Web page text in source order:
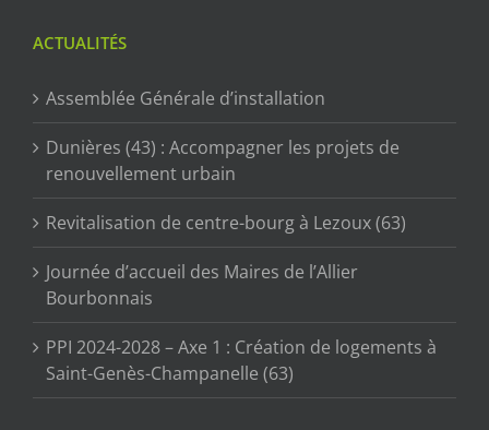
ACTUALITÉS
Assemblée Générale d’installation
Dunières (43) : Accompagner les projets de
renouvellement urbain
Revitalisation de centre-bourg à Lezoux (63)
Journée d’accueil des Maires de l’Allier
Bourbonnais
PPI 2024-2028 – Axe 1 : Création de logements à
Saint-Genès-Champanelle (63)